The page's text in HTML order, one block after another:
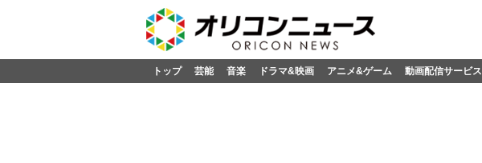
トップ 芸能 音楽 ドラマ&映画 アニメ&ゲーム 動画配信サービス